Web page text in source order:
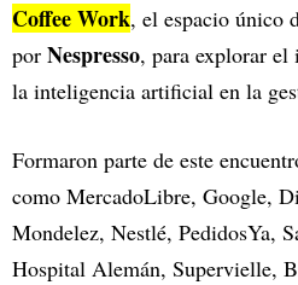
Coffee Work, el espacio único
por Nespresso, para explorar
la inteligencia artificial en la
Formaron parte de este
como MercadoLibre, Google,
Mondelez, Nestlé, PedidosYa,
Hospital Alemán, Supervielle,